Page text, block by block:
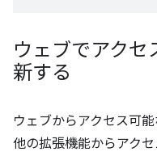
ウェブでアクセ
新する
ウェブからアクセス可
他の拡張機能からアク